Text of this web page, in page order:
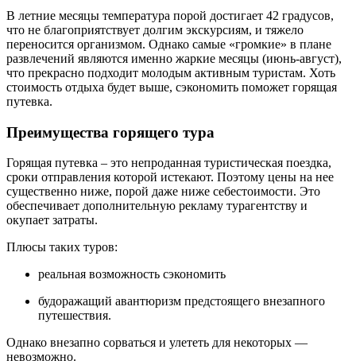
В летние месяцы температура порой достигает 42 градусов,
что не благоприятствует долгим экскурсиям, и тяжело
переносится организмом. Однако самые «громкие» в плане
развлечений являются именно жаркие месяцы (июнь-август),
что прекрасно подходит молодым активным туристам. Хоть
стоимость отдыха будет выше, сэкономить поможет горящая
путевка.
Преимущества горящего тура
Горящая путевка ‒ это непроданная туристическая поездка,
сроки отправления которой истекают. Поэтому цены на нее
существенно ниже, порой даже ниже себестоимости. Это
обеспечивает дополнительную рекламу турагентству и
окупает затраты.
Плюсы таких туров:
реальная возможность сэкономить
будоражащий авантюризм предстоящего внезапного
путешествия.
Однако внезапно сорваться и улететь для некоторых —
невозможно.